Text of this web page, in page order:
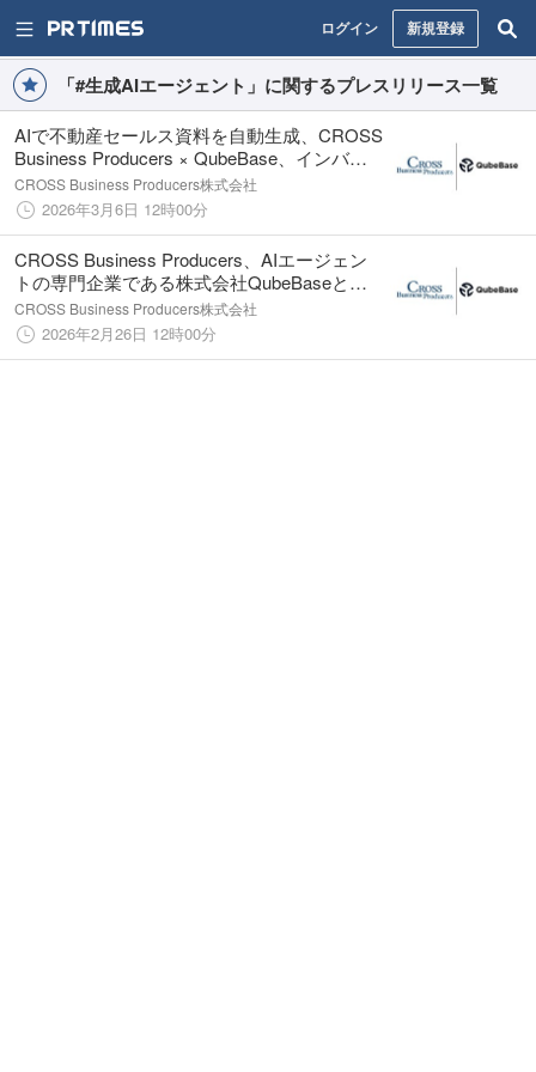
ログイン 新規登録
「#生成AIエージェント」に関するプレスリリース一覧
AIで不動産セールス資料を自動生成、CROSS
Business Producers × QubeBase、インバウ
ンド向け物件提案資料などを大量生成できる
新サービスを開始
CROSS Business Producers株式会社
2026年3月6日 12時00分
CROSS Business Producers、AIエージェン
トの専門企業である株式会社QubeBaseとパ
ートナーシップを締結
CROSS Business Producers株式会社
2026年2月26日 12時00分